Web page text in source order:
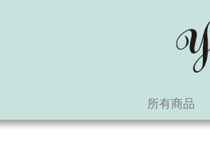
所有商品